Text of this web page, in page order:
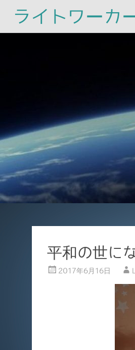
ライトワーカ
平和の世に
2017年6月16日